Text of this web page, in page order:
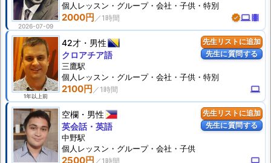
2026-07-09
2000円 verifiedcomputertheaters
個人 レッスン ・グループ・会社・子供・特別
先生リストに追加
先生に質問する
1年以上前
42才 男性
2100円 computer
クロアチア語
三鷹駅
個人 レッスン ・グループ・会社・子供・特別
先生リストに追加
先生に質問する
空欄 男性
2500円 computer
英会話・英語
中野駅
個人 レッスン ・グループ・会社・子供